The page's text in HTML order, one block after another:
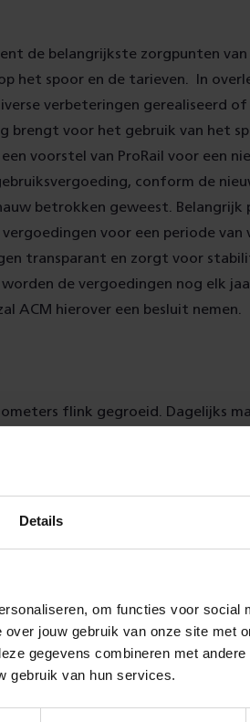
Details
om functies voor social
jouw gebruik van onze site met
gegevens combineren met
gebruik van hun services.
de belangrijkste zorgpunten van
het spoor en de tarieven. In
verbeteringen gerealiseerd of
brengt voor het gebruik van het
voorstel van ProRail voor een
conform de
betrokken geweest. Belangrijk
voor een periode van
transparant en zorgt voor
de vergoedingen nog elk
ACM hierover een besluit nemen.
flink gegroeid. Dagelijks
jaar weer een flinke puzzel om de
vervoerders hun reizigers en
oplossen
en Milieu werkt ProRail mee